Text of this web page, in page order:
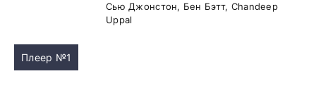
Сью Джонстон, Бен Бэтт, Chandeep
Uppal
Плеер №1